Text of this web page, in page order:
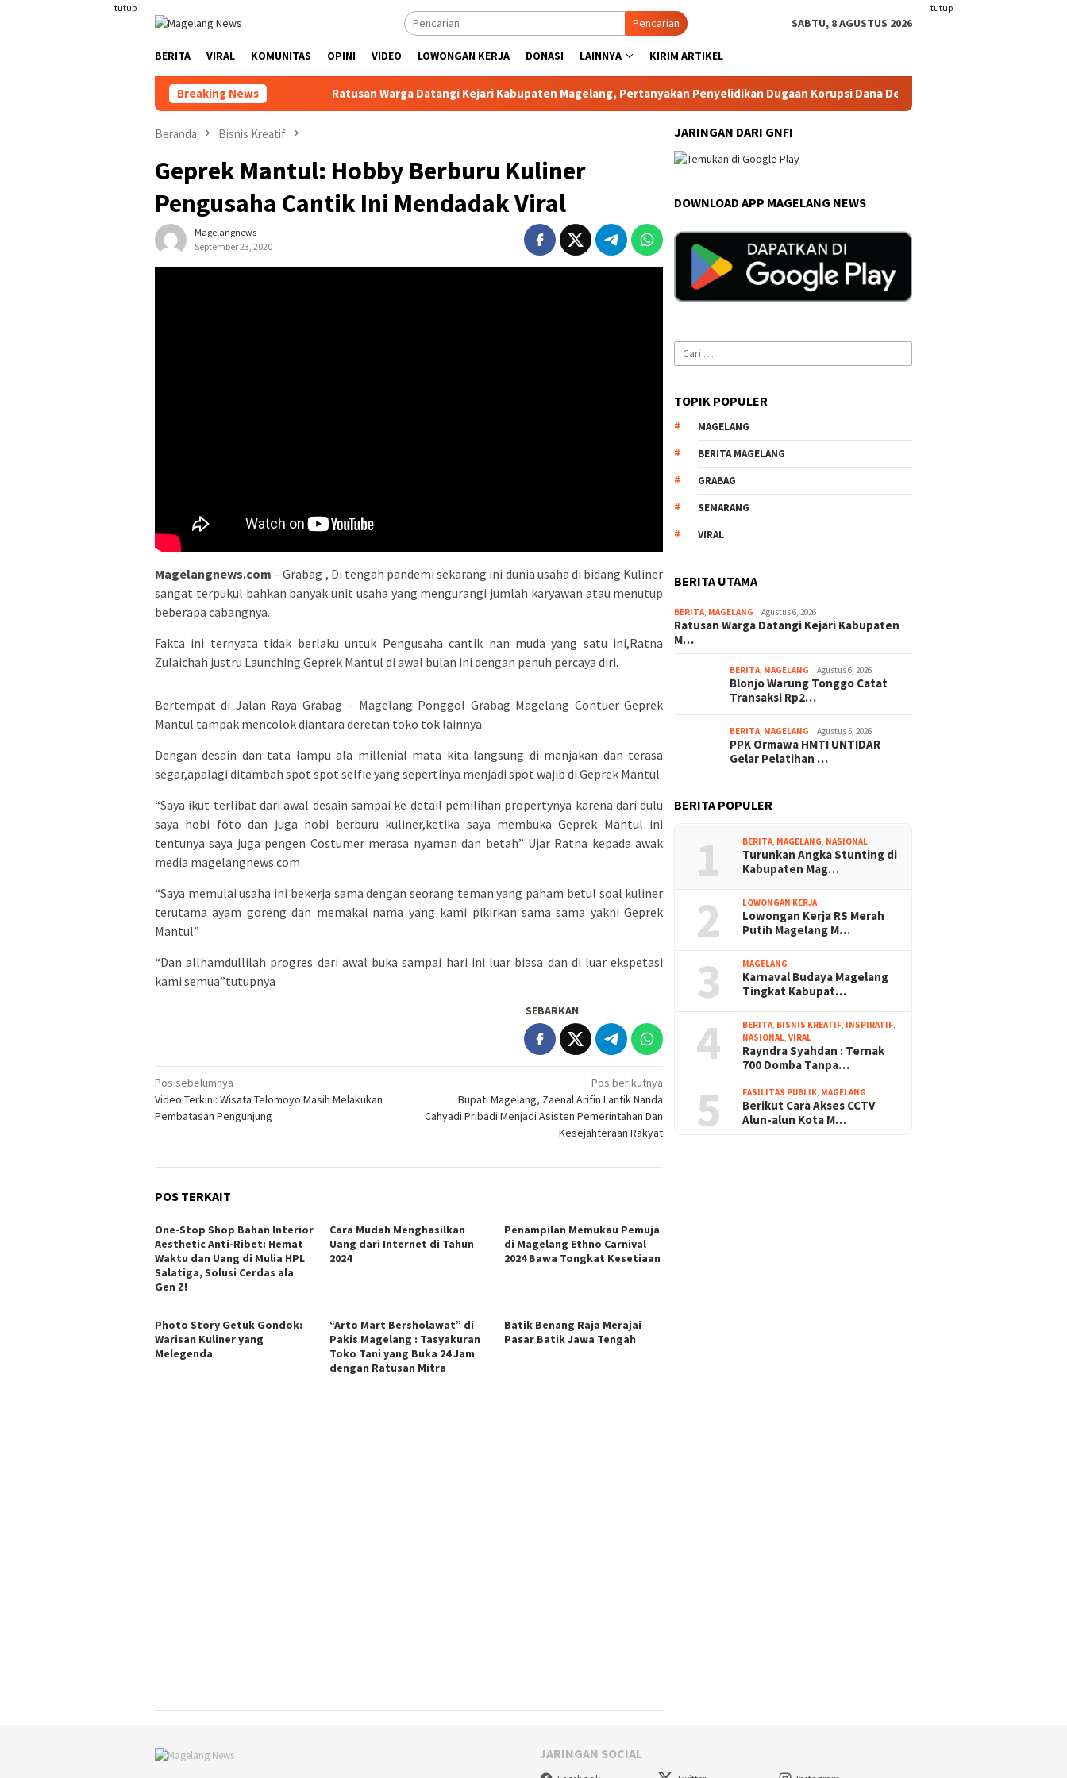
tutup tutup
Pencarian SABTU, 8 AGUSTUS 2026
BERITA VIRAL KOMUNITAS OPINI VIDEO LOWONGAN KERJA DONASI LAINNYA KIRIM ARTIKEL
Breaking News Ratusan Warga Datangi Kejari Kabupaten Magelang, Pertanyakan Penyelidikan Dugaan Korupsi Dana Desa Wonogiri
Beranda Bisnis Kreatif
Geprek Mantul: Hobby Berburu Kuliner
Pengusaha Cantik Ini Mendadak Viral
Magelangnews
September 23, 2020
Magelangnews.com – Grabag , Di tengah pandemi sekarang ini dunia usaha di bidang Kuliner
sangat terpukul bahkan banyak unit usaha yang mengurangi jumlah karyawan atau menutup
beberapa cabangnya.
Fakta ini ternyata tidak berlaku untuk Pengusaha cantik nan muda yang satu ini,Ratna
Zulaichah justru Launching Geprek Mantul di awal bulan ini dengan penuh percaya diri.
Bertempat di Jalan Raya Grabag – Magelang Ponggol Grabag Magelang Contuer Geprek
Mantul tampak mencolok diantara deretan toko tok lainnya.
Dengan desain dan tata lampu ala millenial mata kita langsung di manjakan dan terasa
segar,apalagi ditambah spot spot selfie yang sepertinya menjadi spot wajib di Geprek Mantul.
“Saya ikut terlibat dari awal desain sampai ke detail pemilihan propertynya karena dari dulu
saya hobi foto dan juga hobi berburu kuliner,ketika saya membuka Geprek Mantul ini
tentunya saya juga pengen Costumer merasa nyaman dan betah” Ujar Ratna kepada awak
media magelangnews.com
“Saya memulai usaha ini bekerja sama dengan seorang teman yang paham betul soal kuliner
terutama ayam goreng dan memakai nama yang kami pikirkan sama sama yakni Geprek
Mantul”
“Dan allhamdullilah progres dari awal buka sampai hari ini luar biasa dan di luar ekspetasi
kami semua”tutupnya
SEBARKAN
Navigasi
pos
Pos sebelumnya
Video Terkini: Wisata Telomoyo Masih Melakukan
Pembatasan Pengunjung
Pos berikutnya
Bupati Magelang, Zaenal Arifin Lantik Nanda
Cahyadi Pribadi Menjadi Asisten Pemerintahan Dan
Kesejahteraan Rakyat
POS TERKAIT
One-Stop Shop Bahan Interior
Aesthetic Anti-Ribet: Hemat
Waktu dan Uang di Mulia HPL
Salatiga, Solusi Cerdas ala
Gen Z!
Cara Mudah Menghasilkan
Uang dari Internet di Tahun
2024
Penampilan Memukau Pemuja
di Magelang Ethno Carnival
2024 Bawa Tongkat Kesetiaan
Photo Story Getuk Gondok:
Warisan Kuliner yang
Melegenda
“Arto Mart Bersholawat” di
Pakis Magelang : Tasyakuran
Toko Tani yang Buka 24 Jam
dengan Ratusan Mitra
Batik Benang Raja Merajai
Pasar Batik Jawa Tengah
JARINGAN DARI GNFI
DOWNLOAD APP MAGELANG NEWS
Cari
untuk:
TOPIK POPULER
MAGELANG
BERITA MAGELANG
GRABAG
SEMARANG
VIRAL
BERITA UTAMA
BERITA, MAGELANG Agustus 6, 2026
Ratusan Warga Datangi Kejari Kabupaten
M…
BERITA, MAGELANG Agustus 6, 2026
Blonjo Warung Tonggo Catat
Transaksi Rp2…
BERITA, MAGELANG Agustus 5, 2026
PPK Ormawa HMTI UNTIDAR
Gelar Pelatihan …
BERITA POPULER
1 BERITA, MAGELANG, NASIONAL
Turunkan Angka Stunting di
Kabupaten Mag…
2 LOWONGAN KERJA
Lowongan Kerja RS Merah
Putih Magelang M…
3 MAGELANG
Karnaval Budaya Magelang
Tingkat Kabupat…
4 BERITA, BISNIS KREATIF, INSPIRATIF,
NASIONAL,VIRAL
Rayndra Syahdan : Ternak
700 Domba Tanpa…
5 FASILITAS PUBLIK, MAGELANG
Berikut Cara Akses CCTV
Alun-alun Kota M…
JARINGAN SOCIAL